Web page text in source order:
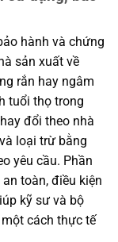
hành và chứng
sản xuất về
rắn hay ngâm
tuổi thọ trong
đổi theo nhà
loại trừ bằng
yêu cầu. Phần
toàn, điều kiện
kỹ sư và bộ
cách thực tế